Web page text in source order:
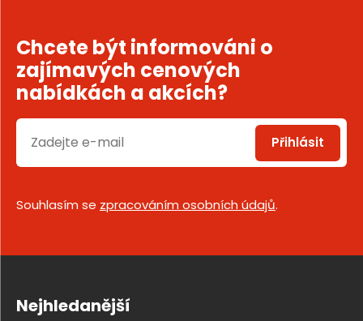
Chcete být informováni o
zajímavých cenových
nabídkách a akcích?
Přihlásit
Souhlasím se zpracováním osobních údajů.
Nejhledanější